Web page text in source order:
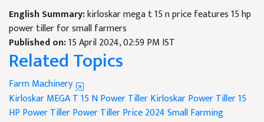
English Summary:kirloskar mega t 15 n price features 15 hp
power tiller for small farmers
Published on:15 April 2024, 02:59 PM IST
Related Topics
Farm Machinery
Kirloskar MEGA T 15 N Power TillerKirloskar Power Tiller15
HP Power TillerPower Tiller Price 2024Small Farming